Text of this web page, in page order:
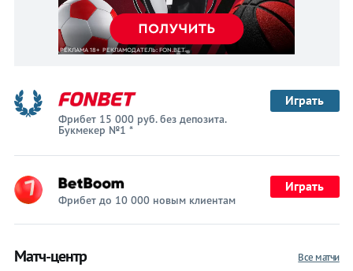
Фрибет 15 000 руб. без депозита.
Букмекер №1 *
Играть
Фрибет до 10 000 новым клиентам
Играть
Все матчи
Матч-центр